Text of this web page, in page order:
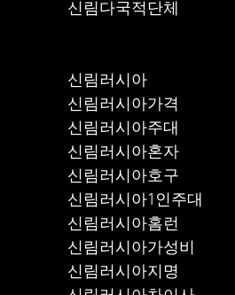
신림다국적단체
신림러시아
신림러시아가격
신림러시아주대
신림러시아혼자
신림러시아호구
신림러시아1인주대
신림러시아홈런
신림러시아가성비
신림러시아지명